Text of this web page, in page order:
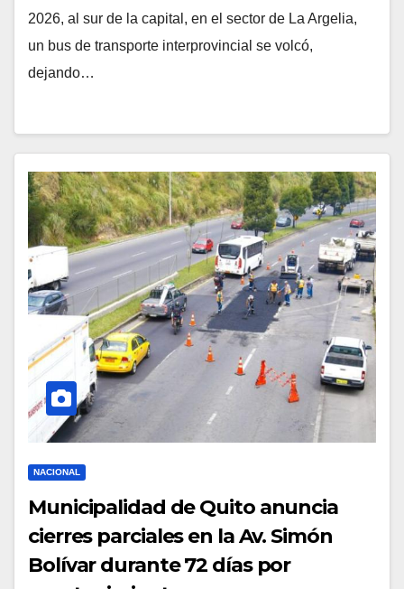
2026, al sur de la capital, en el sector de La Argelia,
un bus de transporte interprovincial se volcó,
dejando…
NACIONAL
Municipalidad de Quito anuncia
cierres parciales en la Av. Simón
Bolívar durante 72 días por